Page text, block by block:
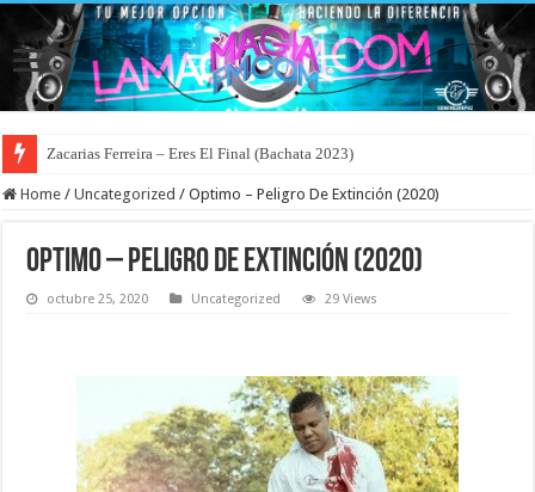
Zacarias Ferreira – Eres El Final (Bachata 2023)
Home / Uncategorized / Optimo – Peligro De Extinción (2020)
Optimo – Peligro De Extinción (2020)
octubre 25, 2020 Uncategorized 29 Views